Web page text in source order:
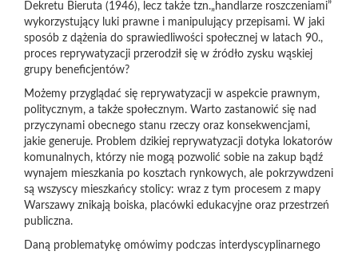
Dekretu Bieruta (1946), lecz także tzn.„handlarze roszczeniami”
wykorzystujący luki prawne i manipulujący przepisami. W jaki
sposób z dążenia do sprawiedliwości społecznej w latach 90.,
proces reprywatyzacji przerodził się w źródło zysku wąskiej
grupy beneficjentów?
Możemy przyglądać się reprywatyzacji w aspekcie prawnym,
politycznym, a także społecznym. Warto zastanowić się nad
przyczynami obecnego stanu rzeczy oraz konsekwencjami,
jakie generuje. Problem dzikiej reprywatyzacji dotyka lokatorów
komunalnych, którzy nie mogą pozwolić sobie na zakup bądź
wynajem mieszkania po kosztach rynkowych, ale pokrzywdzeni
są wszyscy mieszkańcy stolicy: wraz z tym procesem z mapy
Warszawy znikają boiska, placówki edukacyjne oraz przestrzeń
publiczna.
Daną problematykę omówimy podczas interdyscyplinarnego